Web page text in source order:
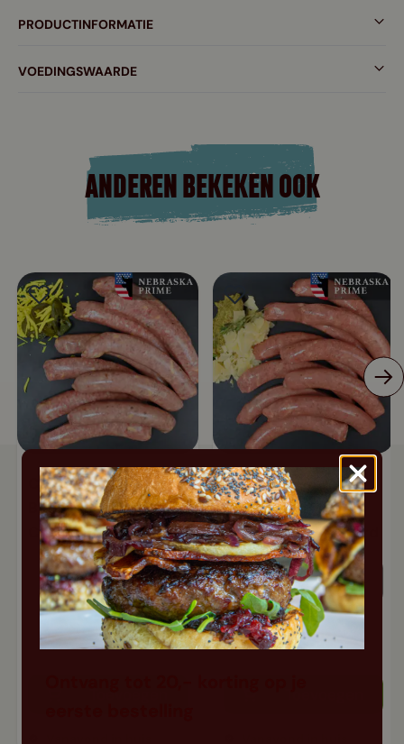
PRODUCTINFORMATIE
VOEDINGSWAARDE
ANDEREN BEKEKEN OOK
Chipolata worstjes
Black Angus |
Cheddar jalapeno
9,99
Chipolata worstjes
Black Angus | Old
Amsterdam mosterd
9,99